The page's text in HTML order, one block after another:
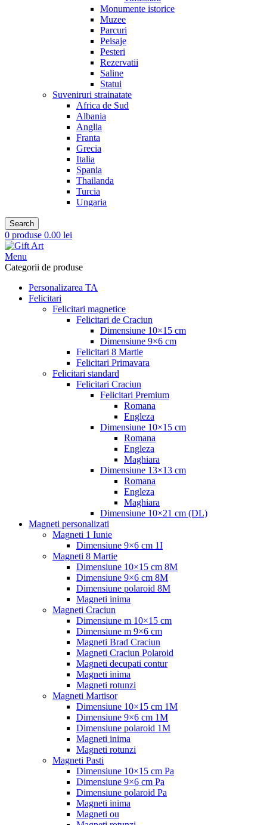
Monumente istorice
Muzee
Parcuri
Peisaje
Pesteri
Rezervatii
Saline
Statui
Suveniruri strainatate
Africa de Sud
Albania
Anglia
Franta
Grecia
Italia
Spania
Thailanda
Turcia
Ungaria
Search
0 produse 0.00 lei
Menu
Categorii de produse
Personalizarea TA
Felicitari
Felicitari magnetice
Felicitari de Craciun
Dimensiune 10×15 cm
Dimensiune 9×6 cm
Felicitari 8 Martie
Felicitari Primavara
Felicitari standard
Felicitari Craciun
Felicitari Premium
Romana
Engleza
Dimensiune 10×15 cm
Romana
Engleza
Maghiara
Dimensiune 13×13 cm
Romana
Engleza
Maghiara
Dimensiune 10×21 cm (DL)
Magneti personalizati
Magneti 1 Iunie
Dimensiune 9×6 cm 1I
Magneti 8 Martie
Dimensiune 10×15 cm 8M
Dimensiune 9×6 cm 8M
Dimensiune polaroid 8M
Magneti inima
Magneti Craciun
Dimensiune m 10×15 cm
Dimensiune m 9×6 cm
Magneti Brad Craciun
Magneti Craciun Polaroid
Magneti decupati contur
Magneti inima
Magneti rotunzi
Magneti Martisor
Dimensiune 10×15 cm 1M
Dimensiune 9×6 cm 1M
Dimensiune polaroid 1M
Magneti inima
Magneti rotunzi
Magneti Pasti
Dimensiune 10×15 cm Pa
Dimensiune 9×6 cm Pa
Dimensiune polaroid Pa
Magneti inima
Magneti ou